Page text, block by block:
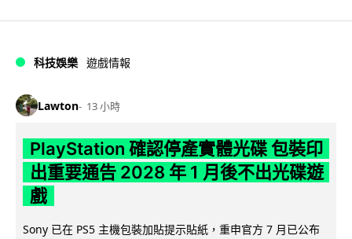
科技娛樂 遊戲情報
Lawton 13 小時
PlayStation 確認停產實體光碟 包裝印
出重要通告 2028 年 1 月後不出光碟遊
戲
Sony 已在 PS5 主機包裝加貼提示貼紙，重申官方 7 月已公布